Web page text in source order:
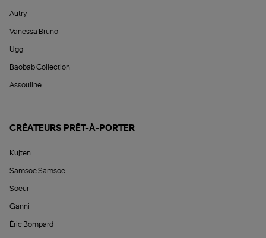
Autry
Vanessa Bruno
Ugg
Baobab Collection
Assouline
CRÉATEURS PRÊT-À-PORTER
Kujten
Samsoe Samsoe
Soeur
Ganni
Éric Bompard